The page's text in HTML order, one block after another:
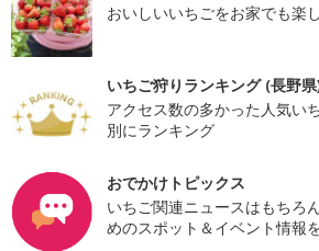
おいしいいちごをお家でも楽
いちご狩りランキング (長野
アクセス数の多かった人気い
別にランキング
おでかけトピックス
いちご関連ニュースはもちろ
めのスポット＆イベント情報